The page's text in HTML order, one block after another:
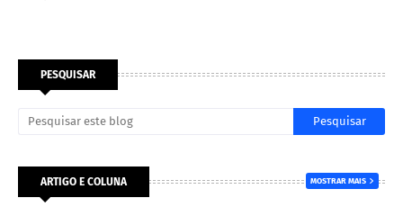
PESQUISAR
ARTIGO E COLUNA MOSTRAR MAIS